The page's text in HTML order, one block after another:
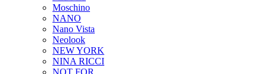
Moschino
NANO
Nano Vista
Neolook
NEW YORK
NINA RICCI
NOT FOR